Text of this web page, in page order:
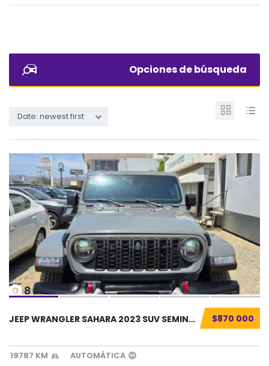
Opciones de búsqueda
Date: newest first
8
$870 000
JEEP WRANGLER SAHARA 2023 SUV SEMINUEVO...
19787 KM AUTOMÁTICA